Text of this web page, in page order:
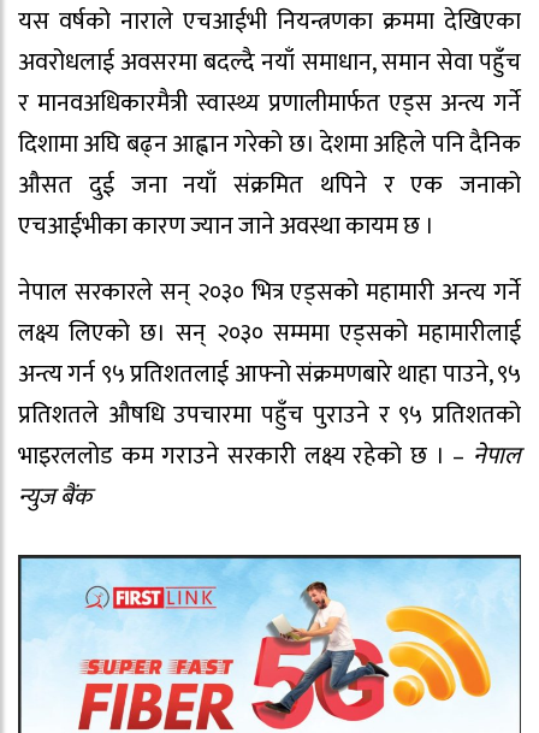
यस वर्षको नाराले एचआईभी नियन्त्रणका क्रममा देखिएका
अवरोधलाई अवसरमा बदल्दै नयाँ समाधान, समान सेवा पहुँच
र मानवअधिकारमैत्री स्वास्थ्य प्रणालीमार्फत एड्स अन्त्य गर्ने
दिशामा अघि बढ्न आह्वान गरेको छ। देशमा अहिले पनि दैनिक
औसत दुई जना नयाँ संक्रमित थपिने र एक जनाको
एचआईभीका कारण ज्यान जाने अवस्था कायम छ ।
नेपाल सरकारले सन् २०३० भित्र एड्सको महामारी अन्त्य गर्ने
लक्ष्य लिएको छ। सन् २०३० सम्ममा एड्सको महामारीलाई
अन्त्य गर्न ९५ प्रतिशतलाई आफ्नो संक्रमणबारे थाहा पाउने, ९५
प्रतिशतले औषधि उपचारमा पहुँच पुराउने र ९५ प्रतिशतको
भाइरललोड कम गराउने सरकारी लक्ष्य रहेको छ । – नेपाल
न्युज बैंक